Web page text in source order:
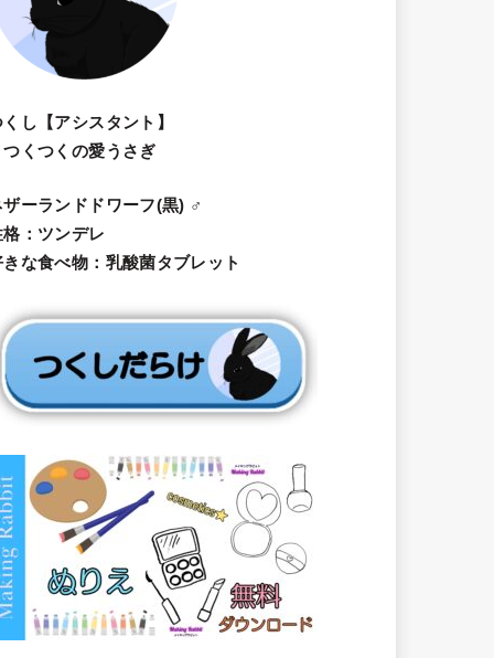
くし【アシスタント】
つくつくの愛うさぎ
ザーランドドワーフ(黒) ♂
格：ツンデレ
きな食べ物：乳酸菌タブレット